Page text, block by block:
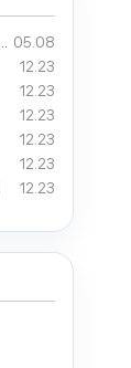
05.08
12.23
12.23
12.23
12.23
12.23
12.23